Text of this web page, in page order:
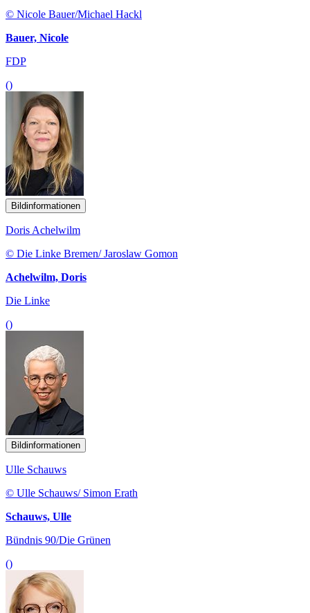
© Nicole Bauer/Michael Hackl
Bauer, Nicole
FDP
()
Bildinformationen
Doris Achelwilm
© Die Linke Bremen/ Jaroslaw Gomon
Achelwilm, Doris
Die Linke
()
Bildinformationen
Ulle Schauws
© Ulle Schauws/ Simon Erath
Schauws, Ulle
Bündnis 90/Die Grünen
()